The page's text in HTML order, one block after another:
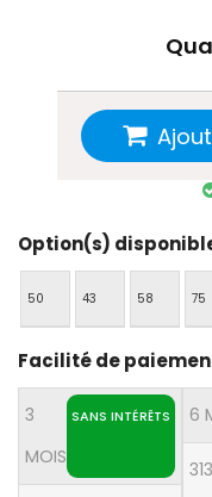
Option(s)
50 43 58 75
Facilité de
3
MOIS
SANS INTÉRÊTS 6